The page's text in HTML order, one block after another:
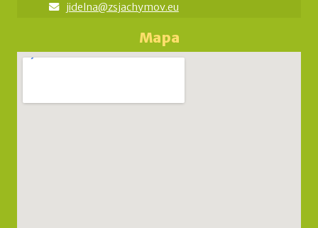
jidelna@zsjachymov.eu
Mapa